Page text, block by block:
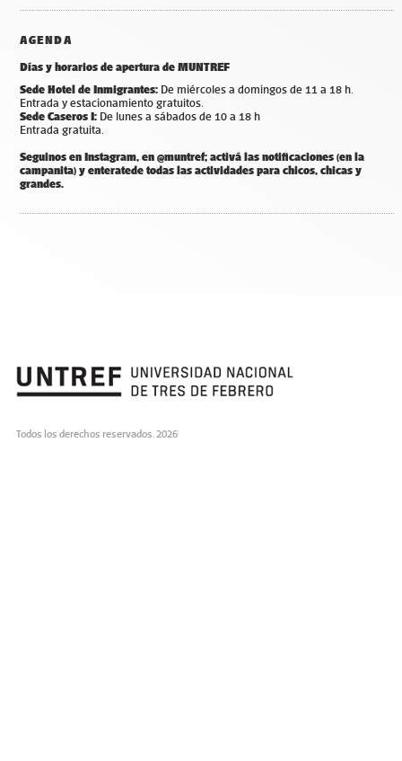
AGENDA
Días y horarios de apertura de MUNTREF
Sede Hotel de Inmigrantes: De miércoles a domingos de 11 a 18 h.
Entrada y estacionamiento gratuitos.
Sede Caseros I: De lunes a sábados de 10 a 18 h
Entrada gratuita.
Seguinos en Instagram, en @muntref; activá las notificaciones (en la
campanita) y enteratede todas las actividades para chicos, chicas y
grandes.
Todos los derechos reservados. 2026